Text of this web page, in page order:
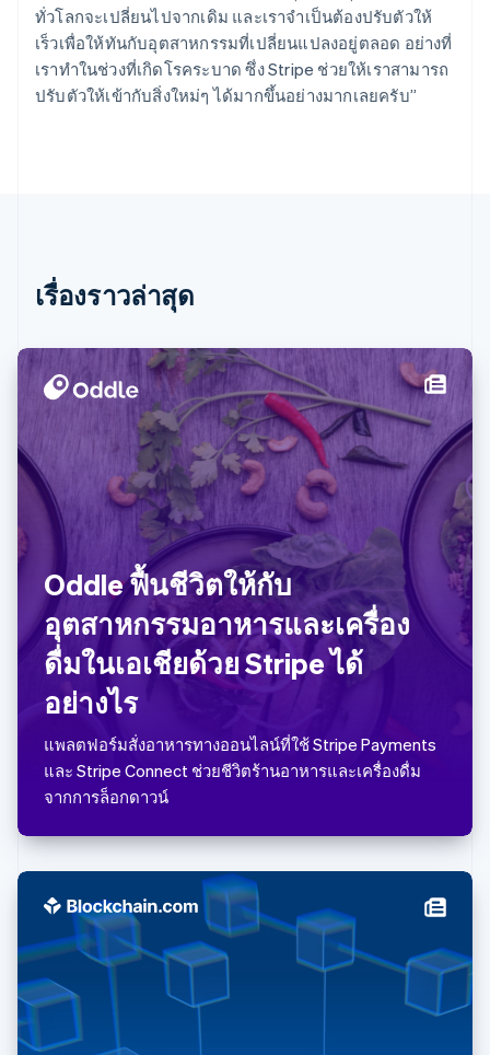
ทั่วโลกจะเปลี่ยนไปจากเดิม และเราจำเป็นต้องปรับตัวให้
เร็วเพื่อให้ทันกับอุตสาหกรรมที่เปลี่ยนแปลงอยู่ตลอด อย่างที่
เราทำในช่วงที่เกิดโรคระบาด ซึ่ง Stripe ช่วยให้เราสามารถ
ปรับตัวให้เข้ากับสิ่งใหม่ๆ ได้มากขึ้นอย่างมากเลยครับ”
เรื่องราวล่าสุด
Oddle ฟื้นชีวิตให้กับ
อุตสาหกรรมอาหารและเครื่อง
ดื่มในเอเชียด้วย Stripe ได้
อย่างไร
แพลตฟอร์มสั่งอาหารทางออนไลน์ที่ใช้ Stripe Payments
และ Stripe Connect ช่วยชีวิตร้านอาหารและเครื่องดื่ม
จากการล็อกดาวน์
NederlandsEnglish
บราซิล
PortuguêsEnglish
บัลแกเรีย
English
English
ฟินแลนด์
มอลตา
English
มาเลเซีย
简体中文
เม็กซิโก
Español English
ยิบรอลตาร์
English
เยอรมนี
English
โรมาเนีย
English
ลักเซมเบิร์ก
Français DeutschEnglish
ลัตเวีย
English
ลิกเตนสไตน์
ลิทัวเนีย
English
สเปน
สโลวาเกีย
EnglishItaliano
สวิตเซอร์แลนด์
Deutsch FrançaisItalianoEnglish
สวีเดน
Svenska
สหรัฐอเมริกา
English 简体中文